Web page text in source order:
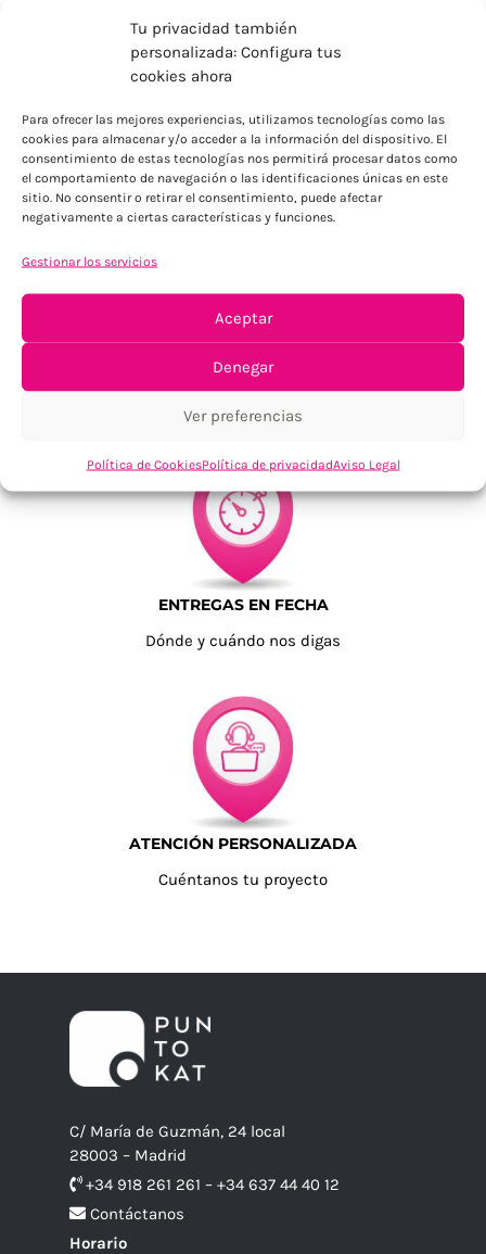
Tu privacidad también
personalizada: Configura tus
cookies ahora
Para ofrecer las mejores experiencias, utilizamos tecnologías como las
cookies para almacenar y/o acceder a la información del dispositivo. El
consentimiento de estas tecnologías nos permitirá procesar datos como
el comportamiento de navegación o las identificaciones únicas en este
sitio. No consentir o retirar el consentimiento, puede afectar
negativamente a ciertas características y funciones.
Gestionar los servicios
Aceptar
Denegar
Ver preferencias
Política de CookiesPolítica de privacidadAviso Legal
ENVÍOS ECONÓMICOS
Para Península, resto consultar
TU SATISFACCIÓN = LA NUESTRA
ENTREGAS EN FECHA
Dónde y cuándo nos digas
ATENCIÓN PERSONALIZADA
Cuéntanos tu proyecto
C/ María de Guzmán, 24 local
28003 – Madrid
+34 918 261 261 – +34 637 44 40 12
Contáctanos
Horario